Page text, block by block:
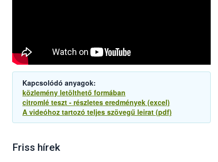
Kapcsolódó anyagok:
közlemény letölthető formában
citromlé teszt - részletes eredmények (excel)
A videóhoz tartozó teljes szövegű leirat (pdf)
Friss hírek